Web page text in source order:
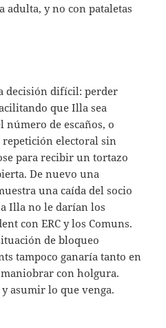
adulta, y no con pataletas
decisión difícil: perder
que Illa sea
número de escaños, o
electoral sin
para recibir un tortazo
De nuevo una
una caída del socio
Illa no le darían los
con ERC y los Comuns.
de bloqueo
tampoco ganaría tanto en
con holgura.
asumir lo que venga.